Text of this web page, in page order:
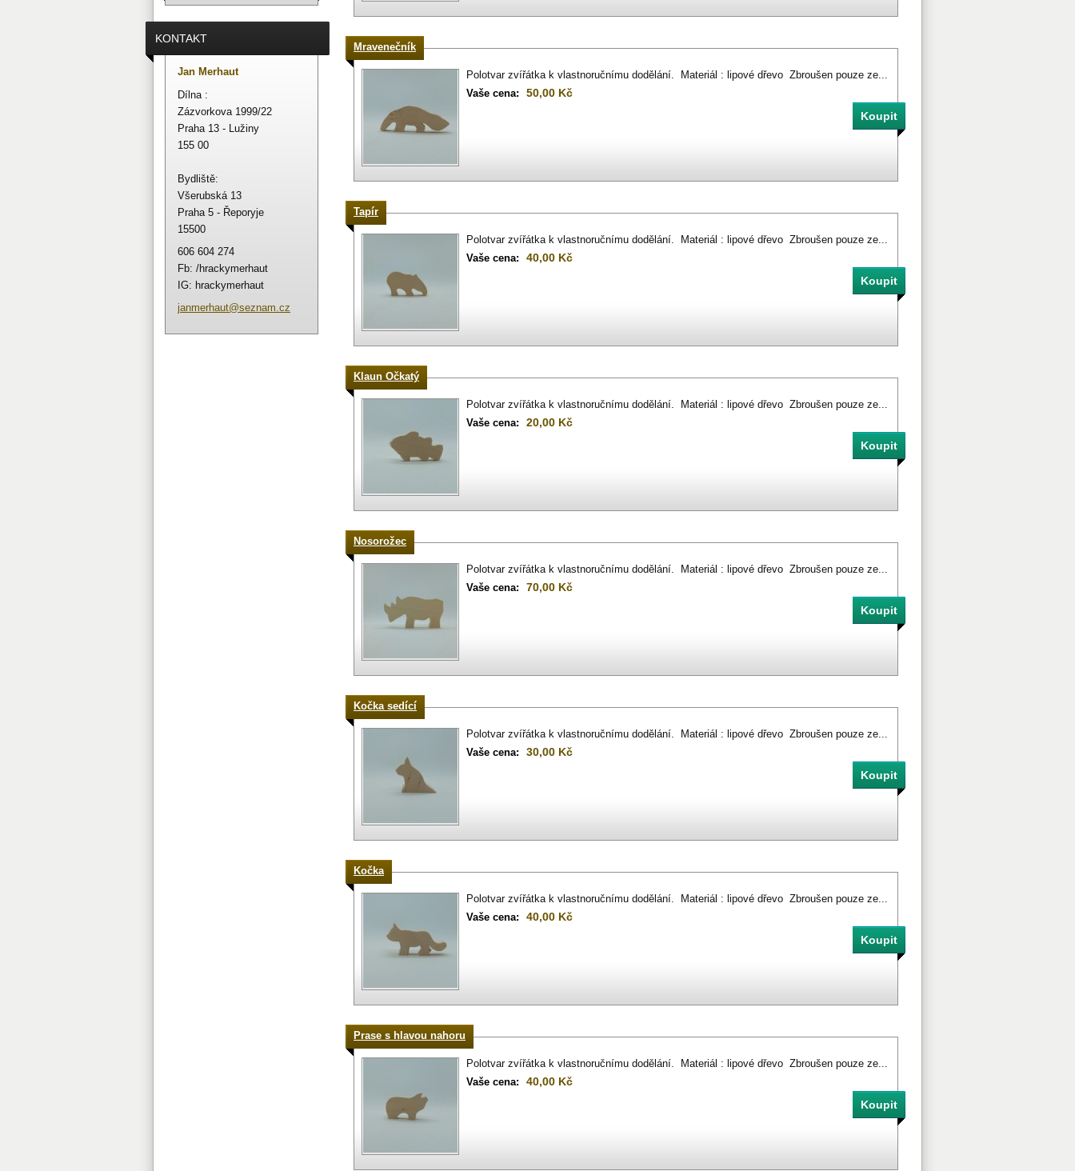
Mravenečník
Polotvar zvířátka k vlastnoručnímu dodělání. Materiál : lipové dřevo Zbroušen pouze ze...
Vaše cena:
50,00 Kč
Tapír
Polotvar zvířátka k vlastnoručnímu dodělání. Materiál : lipové dřevo Zbroušen pouze ze...
Vaše cena:
40,00 Kč
Klaun Očkatý
Polotvar zvířátka k vlastnoručnímu dodělání. Materiál : lipové dřevo Zbroušen pouze ze...
Vaše cena:
20,00 Kč
Nosorožec
Polotvar zvířátka k vlastnoručnímu dodělání. Materiál : lipové dřevo Zbroušen pouze ze...
Vaše cena:
70,00 Kč
Kočka sedící
Polotvar zvířátka k vlastnoručnímu dodělání. Materiál : lipové dřevo Zbroušen pouze ze...
Vaše cena:
30,00 Kč
Kočka
Polotvar zvířátka k vlastnoručnímu dodělání. Materiál : lipové dřevo Zbroušen pouze ze...
Vaše cena:
40,00 Kč
Prase s hlavou nahoru
Polotvar zvířátka k vlastnoručnímu dodělání. Materiál : lipové dřevo Zbroušen pouze ze...
Vaše cena:
40,00 Kč
KONTAKT
Jan Merhaut
Dílna :
Zázvorkova 1999/22
Praha 13 - Lužiny
155 00
Bydliště:
Všerubská 13
Praha 5 - Řeporyje
15500
606 604 274
Fb: /hrackymerhaut
IG: hrackymerhaut
janmerhaut@seznam.cz